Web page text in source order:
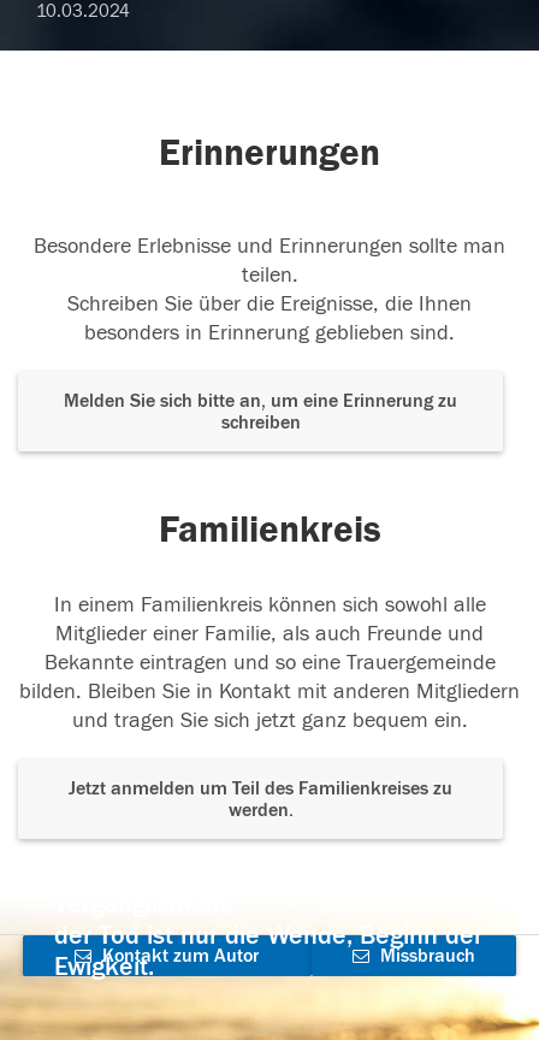
10.03.2024
Erinnerungen
Besondere Erlebnisse und Erinnerungen sollte man
teilen.
Schreiben Sie über die Ereignisse, die Ihnen
besonders in Erinnerung geblieben sind.
Melden Sie sich bitte an, um eine Erinnerung zu
schreiben
Familienkreis
In einem Familienkreis können sich sowohl alle
Mitglieder einer Familie, als auch Freunde und
Bekannte eintragen und so eine Trauergemeinde
bilden. Bleiben Sie in Kontakt mit anderen Mitgliedern
und tragen Sie sich jetzt ganz bequem ein.
Jetzt anmelden um Teil des Familienkreises zu
werden.
der Tod ist nur die Wende, Beginn der
Ewigkeit.
Kontakt zum Autor
aufnehmen
Missbrauch